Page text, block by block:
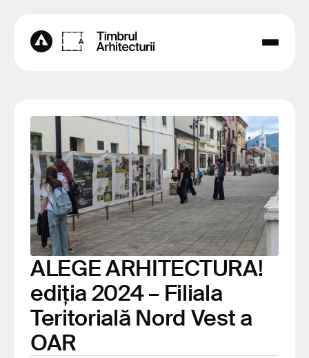
ALEGE ARHITECTURA!
ediția 2024 – Filiala
Teritorială Nord Vest a
OAR